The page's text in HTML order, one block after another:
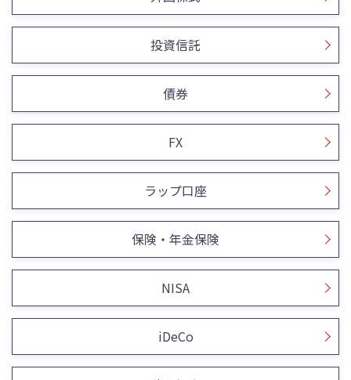
投資信託
債券
FX
ラップ口座
保険・年金保険
NISA
iDeCo